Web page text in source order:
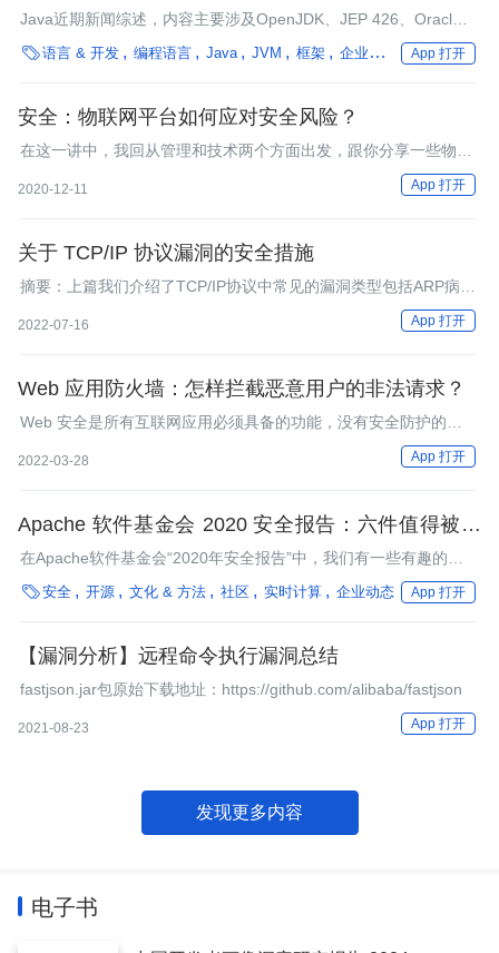
Payara 平台、Groovy 和 TomEE 升级
Java近期新闻综述，内容主要涉及OpenJDK、JEP 426、Oracle
发布4月关键补丁更新、JDK 19、Liberica JDK及原生镜像工具包
升级、多个Spring点版本和里程碑版本。
语言 & 开发 编程语言 Java JVM 框架 企业动态 App 打开
安全：物联网平台如何应对安全风险？
在这一讲中，我回从管理和技术两个方面出发，跟你分享一些物联
2020-12-11 App 打开
关于 TCP/IP 协议漏洞的安全措施
摘要：上篇我们介绍了TCP/IP协议中常见的漏洞类型包括ARP病毒
攻击、基于RIP的攻击、DNS欺骗、TCP连接欺骗。面对TCP/IP协
议中存在的漏洞我们要采取什么样的安全措施去预防和解决呢？
2022-07-16 App 打开
Web 应用防火墙：怎样拦截恶意用户的非法请求？
Web 安全是所有互联网应用必须具备的功能，没有安全防护的应
2022-03-28 App 打开
Apache 软件基金会 2020 安全报告：六件值得被关
注的事
在Apache软件基金会“2020年安全报告”中，我们有一些有趣的发
现。
安全 开源 文化 & 方法 社区 实时计算 企业动态 App 打开
【漏洞分析】远程命令执行漏洞总结
fastjson.jar包原始下载地址：https://github.com/alibaba/fastjson
2021-08-23 App 打开
发现更多内容
电子书